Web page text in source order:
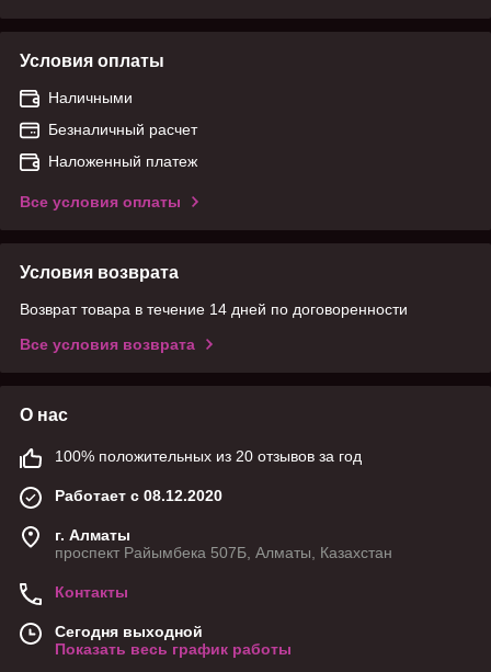
Условия оплаты
Наличными
Безналичный расчет
Наложенный платеж
Все условия оплаты
Условия возврата
Возврат товара в течение 14 дней по договоренности
Все условия возврата
О нас
100% положительных из 20 отзывов за год
Работает с 08.12.2020
г. Алматы
проспект Райымбека 507Б, Алматы, Казахстан
Контакты
Сегодня выходной
Показать весь график работы